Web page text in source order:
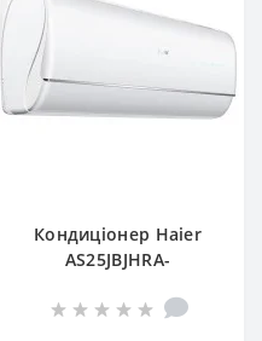
Кондиціонер Haier
AS25JBJHRA-